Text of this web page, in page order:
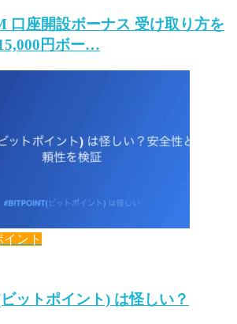
口座開設ボーナス 受け取り方を
円ボー…
イント
ットポイント) は怪しい？